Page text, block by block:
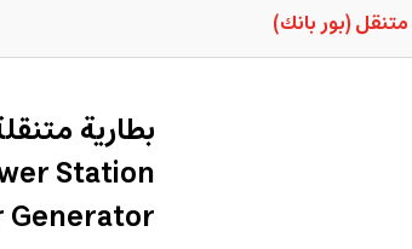
(بور بانك)
Station
Generator